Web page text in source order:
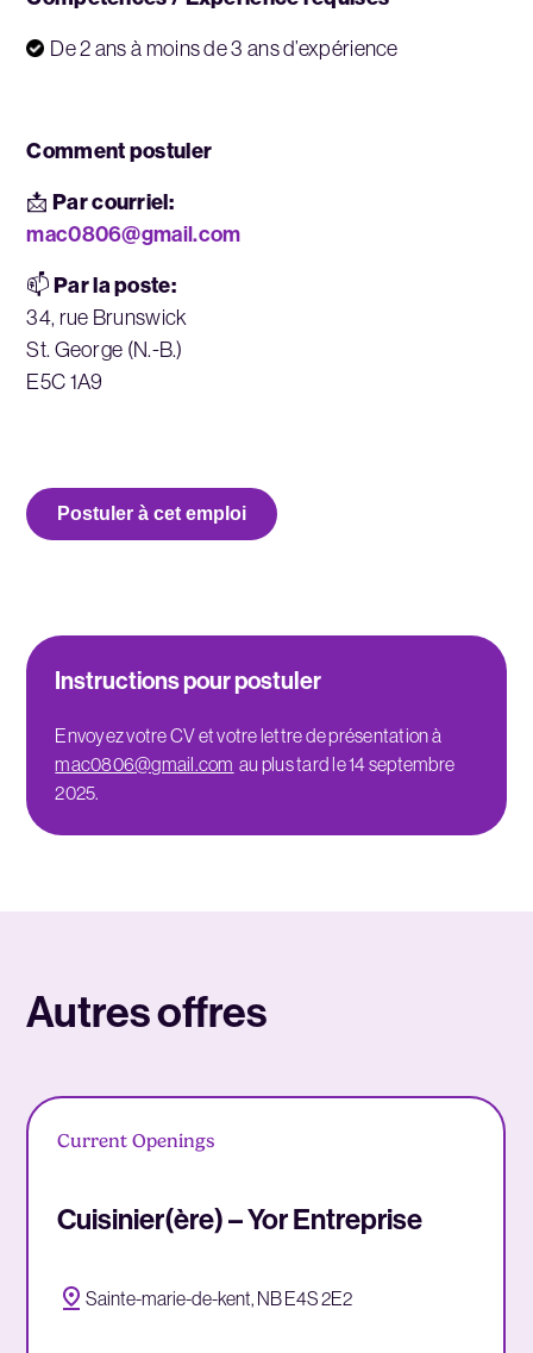
De 2 ans à moins de 3 ans d’expérience
Comment postuler
📩 Par courriel:
mac0806@gmail.com
📫 Par la poste:
34, rue Brunswick
St. George (N.-B.)
E5C 1A9
Postuler à cet emploi
Instructions pour postuler
Envoyez votre CV et votre lettre de présentation à
mac0806@gmail.com au plus tard le 14 septembre
2025.
Autres offres
Current Openings
Cuisinier(ère) – Yor Entreprise
Sainte-marie-de-kent, NB E4S 2E2